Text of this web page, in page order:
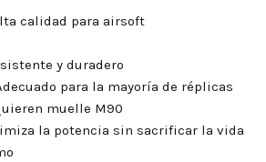
calidad para airsoft
y duradero
para la mayoría de réplicas
muelle M90
la potencia sin sacrificar la vida